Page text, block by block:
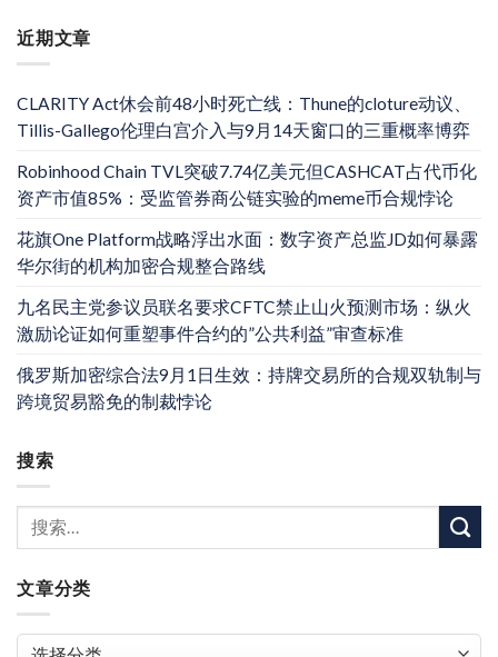
近期文章
CLARITY Act休会前48小时死亡线：Thune的cloture动议、
Tillis-Gallego伦理白宫介入与9月14天窗口的三重概率博弈
Robinhood Chain TVL突破7.74亿美元但CASHCAT占代币化
资产市值85%：受监管券商公链实验的meme币合规悖论
花旗One Platform战略浮出水面：数字资产总监JD如何暴露
华尔街的机构加密合规整合路线
九名民主党参议员联名要求CFTC禁止山火预测市场：纵火
激励论证如何重塑事件合约的”公共利益”审查标准
俄罗斯加密综合法9月1日生效：持牌交易所的合规双轨制与
跨境贸易豁免的制裁悖论
搜索
文章分类